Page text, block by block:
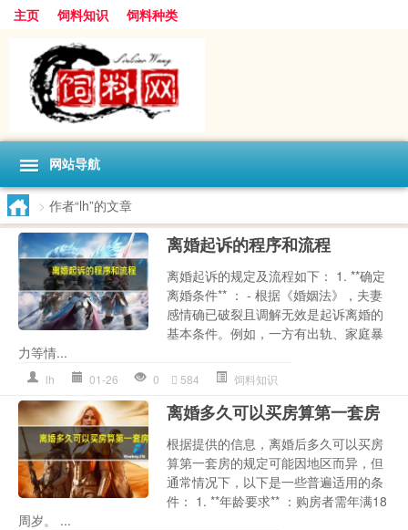
主页 饲料知识 饲料种类
网站导航
> 作者“lh”的文章
离婚起诉的程序和流程
离婚起诉的规定及流程如下： 1. **确定
离婚条件** ： - 根据《婚姻法》，夫妻
感情确已破裂且调解无效是起诉离婚的
基本条件。例如，一方有出轨、家庭暴
力等情...
lh 01-26 0 584 饲料知识
离婚多久可以买房算第一套房
根据提供的信息，离婚后多久可以买房
算第一套房的规定可能因地区而异，但
通常情况下，以下是一些普遍适用的条
件： 1. **年龄要求** ：购房者需年满18
周岁。 ...